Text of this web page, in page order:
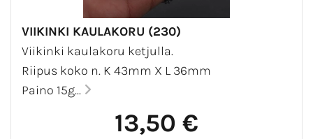
VIIKINKI KAULAKORU (230)
Viikinki kaulakoru ketjulla.
Riipus koko n. K 43mm X L 36mm
Paino 15g...
13,50 €